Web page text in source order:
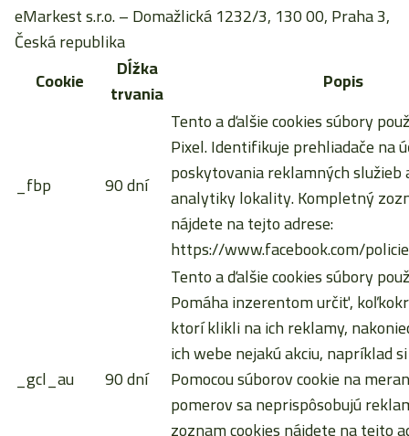
eMarkest s.r.o.– Domažlická 1232/3, 130 00, Praha 3,
Česká republika
Cookie
Dĺžka
trvania
Popis
_fbp 90 dní
Tento a ďalšie cookies súbory
Pixel. Identifikuje prehliadače na
poskytovania reklamných služieb
analytiky lokality. Kompletný
nájdete na tejto adrese:
https://www.facebook.com/
_gcl_au 90 dní
Tento a ďalšie cookies súbory
Pomáha inzerentom určiť,
ktorí klikli na ich reklamy,
ich webe nejakú akciu, napríklad
Pomocou súborov cookie na
pomerov sa neprispôsobujú